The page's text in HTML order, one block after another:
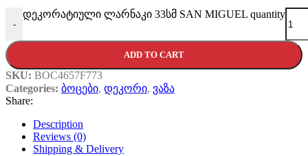
-
დეკორატიული ლარნაკი 33სმ SAN MIGUEL quantity
ADD TO CART
SKU: BOC4657F773
Categories: ბოცები, დეკორი, ვაზა
Share:
Description
Reviews (0)
Shipping & Delivery